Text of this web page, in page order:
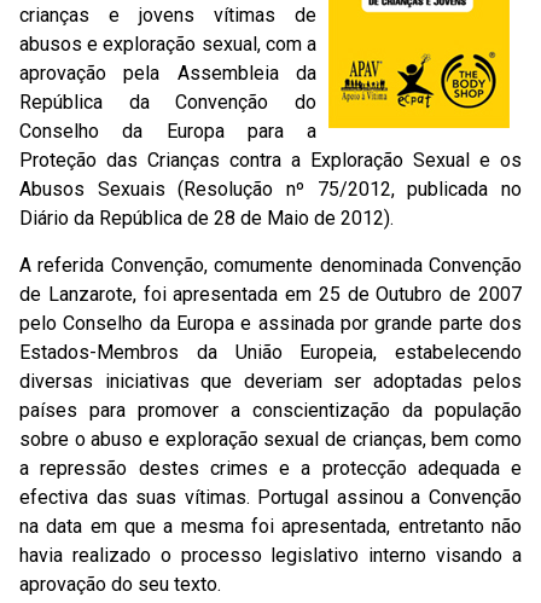
crianças e jovens vítimas de
abusos e exploração sexual, com a
aprovação pela Assembleia da
República da Convenção do
Conselho da Europa para a
Proteção das Crianças contra a Exploração Sexual e os
Abusos Sexuais (Resolução nº 75/2012, publicada no
Diário da República de 28 de Maio de 2012).
A referida Convenção, comumente denominada Convenção
de Lanzarote, foi apresentada em 25 de Outubro de 2007
pelo Conselho da Europa e assinada por grande parte dos
Estados-Membros da União Europeia, estabelecendo
diversas iniciativas que deveriam ser adoptadas pelos
países para promover a conscientização da população
sobre o abuso e exploração sexual de crianças, bem como
a repressão destes crimes e a protecção adequada e
efectiva das suas vítimas. Portugal assinou a Convenção
na data em que a mesma foi apresentada, entretanto não
havia realizado o processo legislativo interno visando a
aprovação do seu texto.